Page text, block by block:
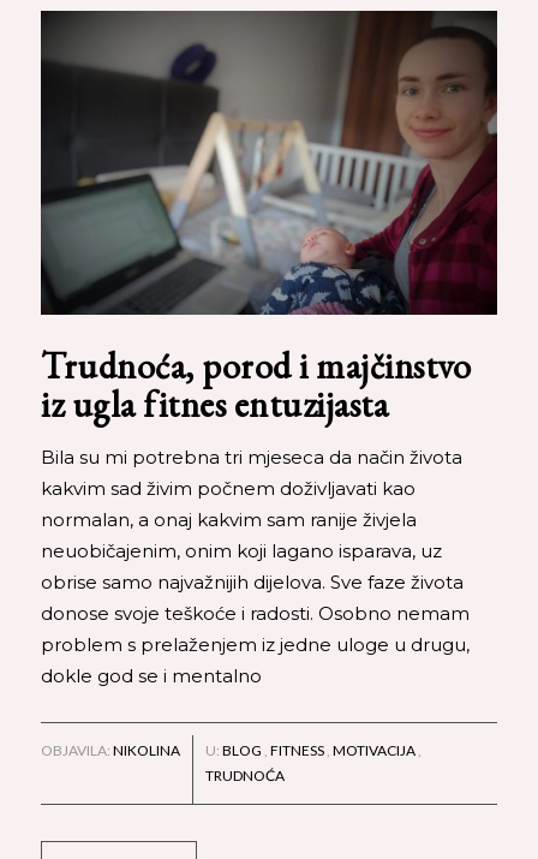
Trudnoća, porod i majčinstvo
iz ugla fitnes entuzijasta
Bila su mi potrebna tri mjeseca da način života
kakvim sad živim počnem doživljavati kao
normalan, a onaj kakvim sam ranije živjela
neuobičajenim, onim koji lagano isparava, uz
obrise samo najvažnijih dijelova. Sve faze života
donose svoje teškoće i radosti. Osobno nemam
problem s prelaženjem iz jedne uloge u drugu,
dokle god se i mentalno
OBJAVILA: NIKOLINA U: BLOG , FITNESS , MOTIVACIJA ,
TRUDNOĆA